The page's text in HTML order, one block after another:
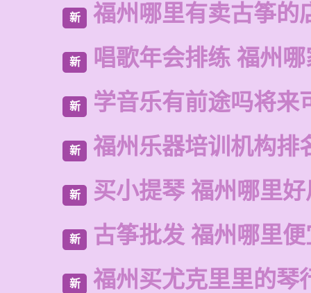
新 福州哪里有卖古筝的
新 唱歌年会排练 福州
新 学音乐有前途吗将来
新 福州乐器培训机构排
新 买小提琴 福州哪里
新 古筝批发 福州哪里
新 福州买尤克里里的琴